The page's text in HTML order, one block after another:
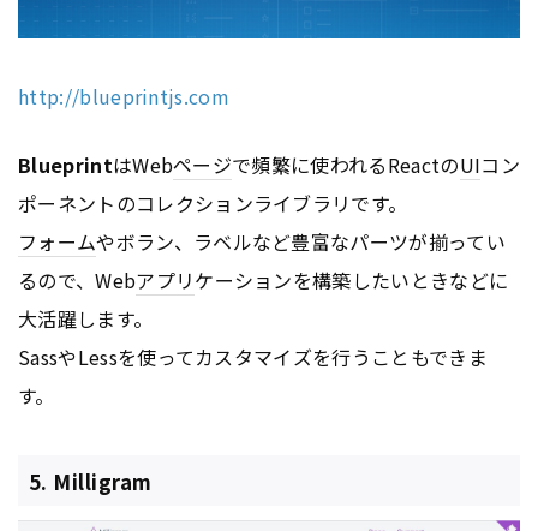
http://blueprintjs.com
BlueprintはWebページで頻繁に使われるReactのUIコン
ポーネントのコレクションライブラリです。
フォームやボラン、ラベルなど豊富なパーツが揃ってい
るので、Webアプリケーションを構築したいときなどに
大活躍します。
SassやLessを使ってカスタマイズを行うこともできま
す。
5. Milligram